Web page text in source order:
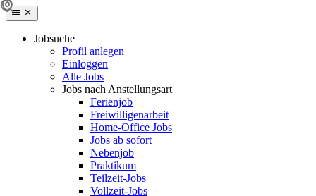
Jobsuche
Profil anlegen
Einloggen
Alle Jobs
Jobs nach Anstellungsart
Ferienjob
Freiwilligenarbeit
Home-Office Jobs
Jobs ab sofort
Nebenjob
Praktikum
Teilzeit-Jobs
Vollzeit-Jobs